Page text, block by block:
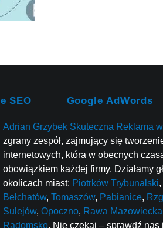
SEO Google AdWords
Adrian Grzybek Skuteczna Reklama
zgrany zespół, zajmujący się
internetowych, która w obecnych
obowiązkiem każdej firmy. Działamy
okolicach miast: Piotrków Trybunalski,
Bełchatów, Tomaszów, Pabianice,
Sulejów, Opoczno, Rawa Mazowiecka
Radomsko. Nie czekaj – sprawdź nas